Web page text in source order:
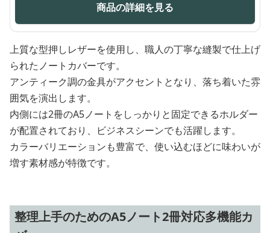
商品の詳細を見る
上質な型押しレザーを使用し、職人の丁寧な縫製で仕上げ
られたノートカバーです。
アンティーク調の金具がアクセントとなり、落ち着いた雰
囲気を演出します。
内側には2冊のA5ノートをしっかりと固定できるホルダー
が配置されており、ビジネスシーンでも活躍します。
カラーバリエーションも豊富で、使い込むほどに味わいが
増す素材感が特徴です。
整理上手のためのA5ノート2冊対応多機能カ